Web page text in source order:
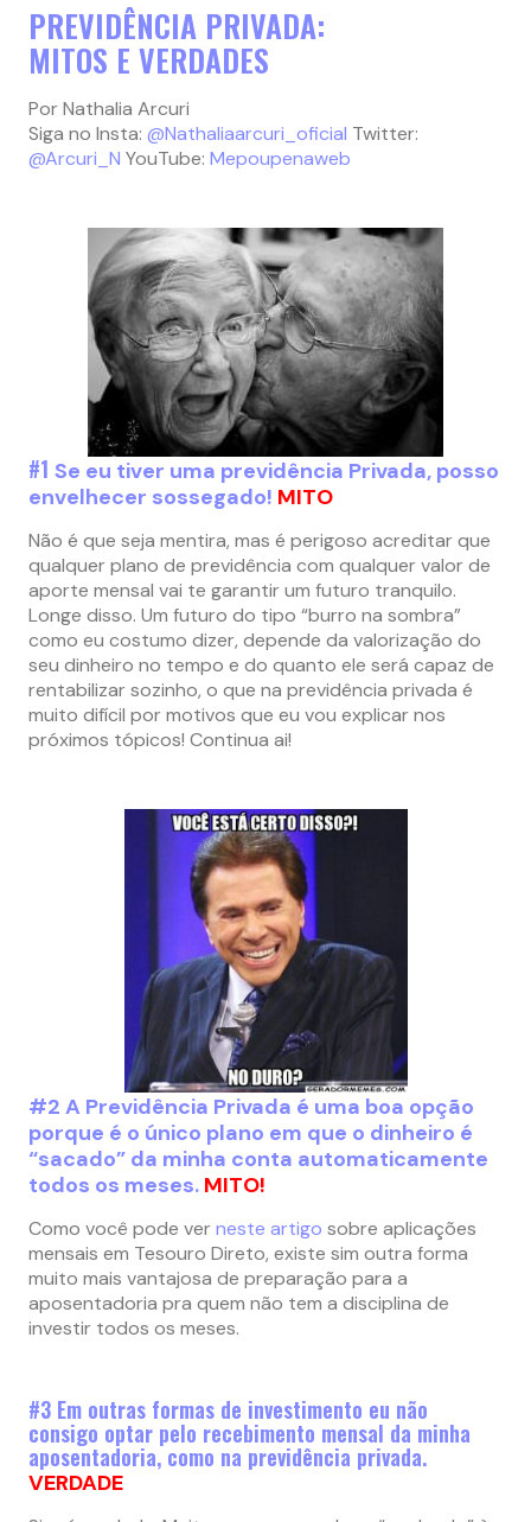
PREVIDÊNCIA PRIVADA:
MITOS E VERDADES
Por Nathalia Arcuri
Siga no Insta: @Nathaliaarcuri_oficial Twitter:
@Arcuri_N YouTube: Mepoupenaweb
#1 Se eu tiver uma previdência Privada, posso
envelhecer sossegado! MITO
Não é que seja mentira, mas é perigoso acreditar que
qualquer plano de previdência com qualquer valor de
aporte mensal vai te garantir um futuro tranquilo.
Longe disso. Um futuro do tipo “burro na sombra”
como eu costumo dizer, depende da valorização do
seu dinheiro no tempo e do quanto ele será capaz de
rentabilizar sozinho, o que na previdência privada é
muito difícil por motivos que eu vou explicar nos
próximos tópicos! Continua ai!
#2 A Previdência Privada é uma boa opção
porque é o único plano em que o dinheiro é
“sacado” da minha conta automaticamente
todos os meses. MITO!
Como você pode verneste artigo sobre aplicações
mensais em Tesouro Direto, existe sim outra forma
muito mais vantajosa de preparação para a
aposentadoria pra quem não tem a disciplina de
investir todos os meses.
#3 Em outras formas de investimento eu não
consigo optar pelo recebimento mensal da minha
aposentadoria, como na previdência privada.
VERDADE